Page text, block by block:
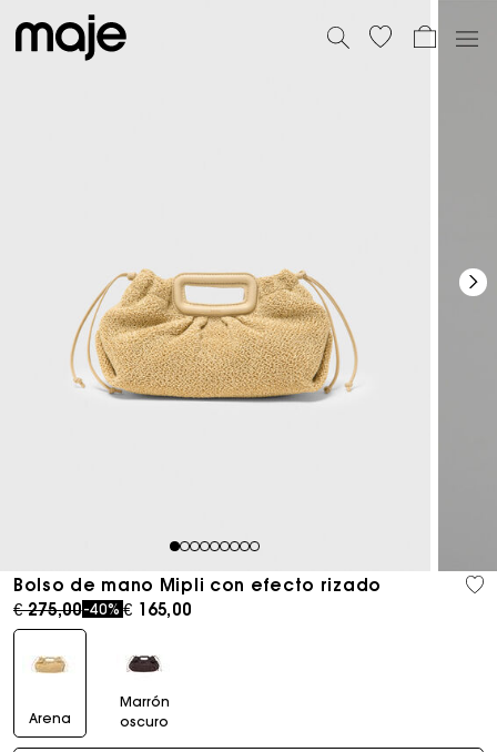
123456789
Bolso de mano Mipli con efecto rizado
Price reduced from
€ 275,00to
-40% € 165,00
Arena
Marrón
oscuro